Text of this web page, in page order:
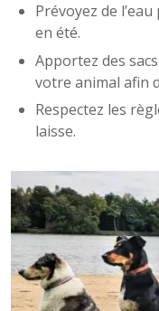
Prévoyez de
en été.
Apportez des
votre animal afin
Respectez les
laisse.